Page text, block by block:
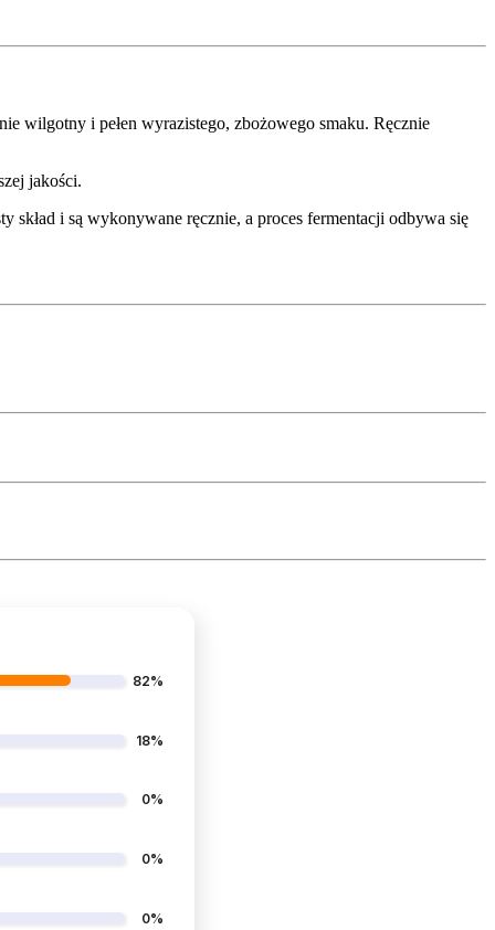
wilgotny i pełen wyrazistego, zbożowego smaku. Ręcznie
jakości.
i są wykonywane ręcznie, a proces fermentacji odbywa się
82%
18%
0%
0%
0%